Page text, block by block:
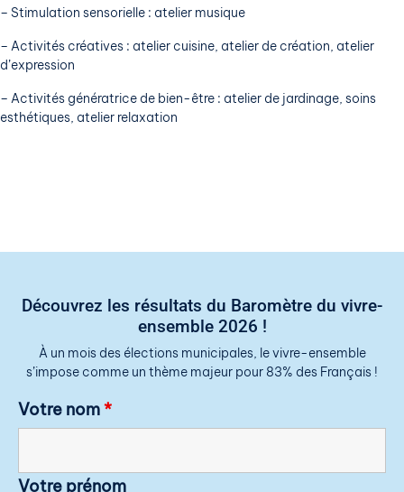
– Stimulation sensorielle : atelier musique
– Activités créatives : atelier cuisine, atelier de création, atelier
d’expression
– Activités génératrice de bien-être : atelier de jardinage, soins
esthétiques, atelier relaxation
Découvrez les résultats du Baromètre du vivre-
ensemble 2026 !
À un mois des élections municipales, le vivre-ensemble
s’impose comme un thème majeur pour 83% des Français !
Votre nom*
Votre prénom